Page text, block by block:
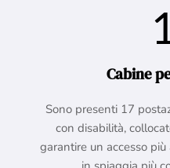
Cabine
Sono presenti 17
con disabilità,
garantire un accesso